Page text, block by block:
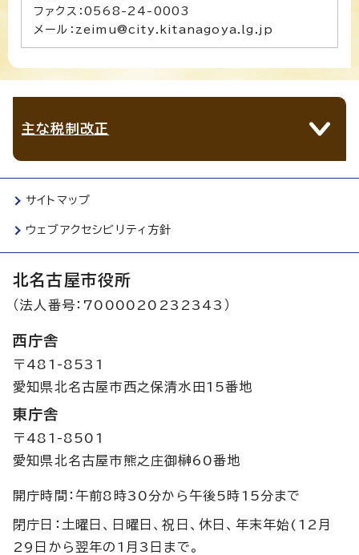
ファクス：0568-24-0003
メール：zeimu@city.kitanagoya.lg.jp
主な税制改正
サイトマップ
ウェブアクセシビリティ方針
北名古屋市役所
（法人番号：7000020232343）
西庁舎
〒481-8531
愛知県北名古屋市西之保清水田15番地
東庁舎
〒481-8501
愛知県北名古屋市熊之庄御榊60番地
開庁時間：午前8時30分から午後5時15分まで
閉庁日：土曜日、日曜日、祝日、休日、年末年始(12月
29日から翌年の1月3日まで。